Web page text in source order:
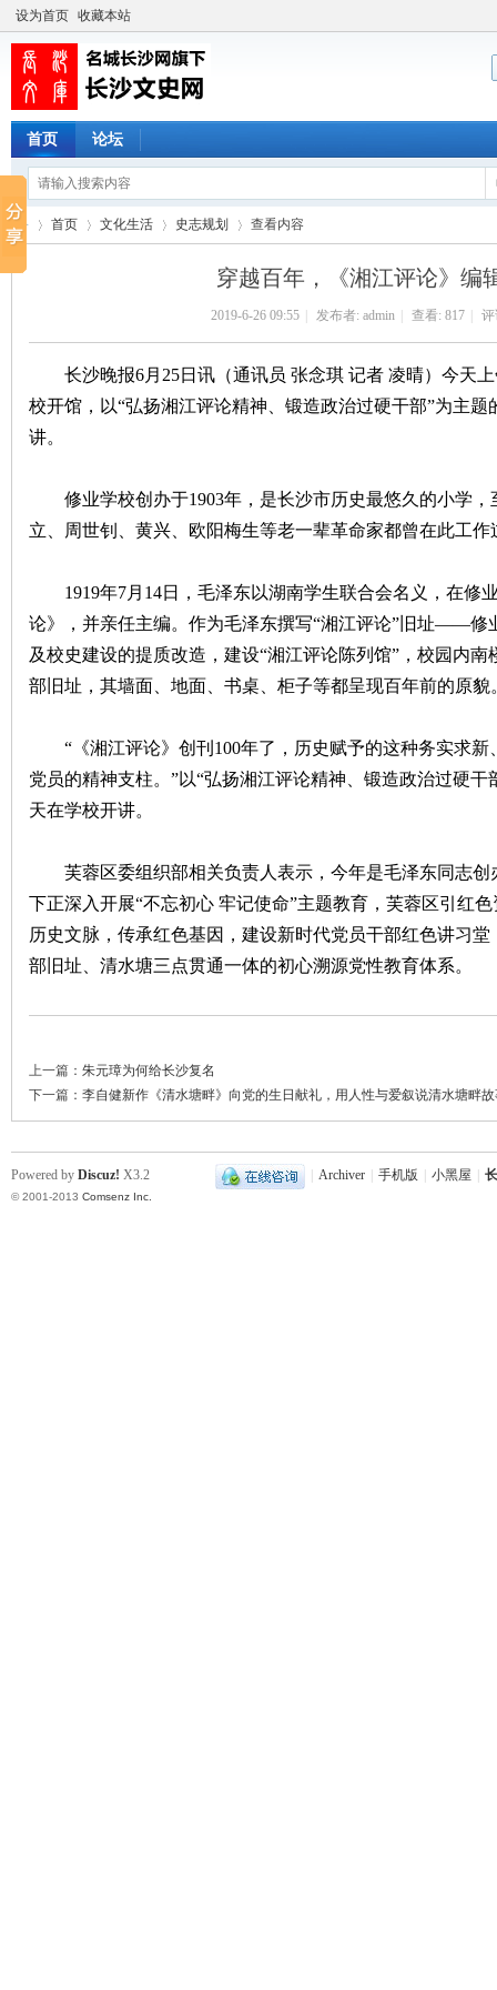
设为首页 收藏本站
首页 论坛
首页 文化生活 史志规划
›
查看内容
穿越百年，《湘江评论》编
2019-6-26 09:55 发布者: admin 查看: 817 评
长沙晚报6月25日讯（通讯员 张念琪 记者 凌晴）今天上
校开馆，以“弘扬湘江评论精神、锻造政治过硬干部”为主
讲。
修业学校创办于1903年，是长沙市历史最悠久的小学，
立、周世钊、黄兴、欧阳梅生等老一辈革命家都曾在此工作
1919年7月14日，毛泽东以湖南学生联合会名义，在修
论》，并亲任主编。作为毛泽东撰写“湘江评论”旧址——修
及校史建设的提质改造，建设“湘江评论陈列馆”，校园内
部旧址，其墙面、地面、书桌、柜子等都呈现百年前的原貌
“《湘江评论》创刊100年了，历史赋予的这种务实求新
党员的精神支柱。”以“弘扬湘江评论精神、锻造政治过硬
天在学校开讲。
芙蓉区委组织部相关负责人表示，今年是毛泽东同志创
下正深入开展“不忘初心 牢记使命”主题教育，芙蓉区引红
历史文脉，传承红色基因，建设新时代党员干部红色讲习
部旧址、清水塘三点贯通一体的初心溯源党性教育体系。
上一篇： 朱元璋为何给长沙复名
下一篇： 李自健新作《清水塘畔》向党的生日献礼，用人性与爱叙说清水塘畔
Archiver 手机版 小黑屋
Powered by Discuz! X3.2
© 2001-2013 Comsenz Inc.